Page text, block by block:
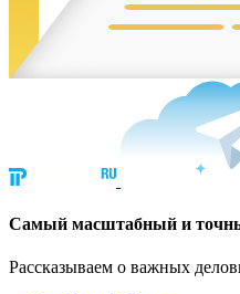
Cамый масштабный и
Рассказываем о важных